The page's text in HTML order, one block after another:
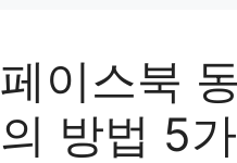
페이스북
의 방법 5